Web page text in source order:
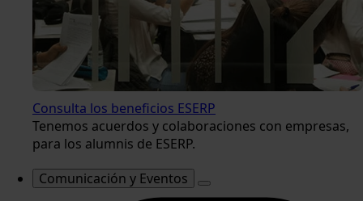
Consulta los beneficios ESERP
Tenemos acuerdos y colaboraciones con empresas,
para los alumnis de ESERP.
Comunicación y Eventos